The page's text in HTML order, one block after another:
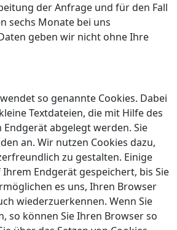
der Anfrage und für den Fall
sechs Monate bei uns
geben wir nicht ohne Ihre
so genannte Cookies. Dabei
Textdateien, die mit Hilfe des
abgelegt werden. Sie
an. Wir nutzen Cookies dazu,
zu gestalten. Einige
Endgerät gespeichert, bis Sie
es uns, Ihren Browser
wiederzuerkennen. Wenn Sie
so können Sie Ihren Browser so